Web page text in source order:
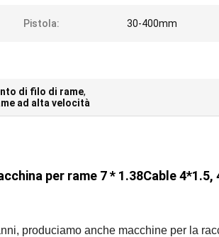
Pistola: 30-400mm
di filo di rame,
ad alta velocità
per rame 7 * 1.38Cable 4*1.5,
produciamo anche macchine per la